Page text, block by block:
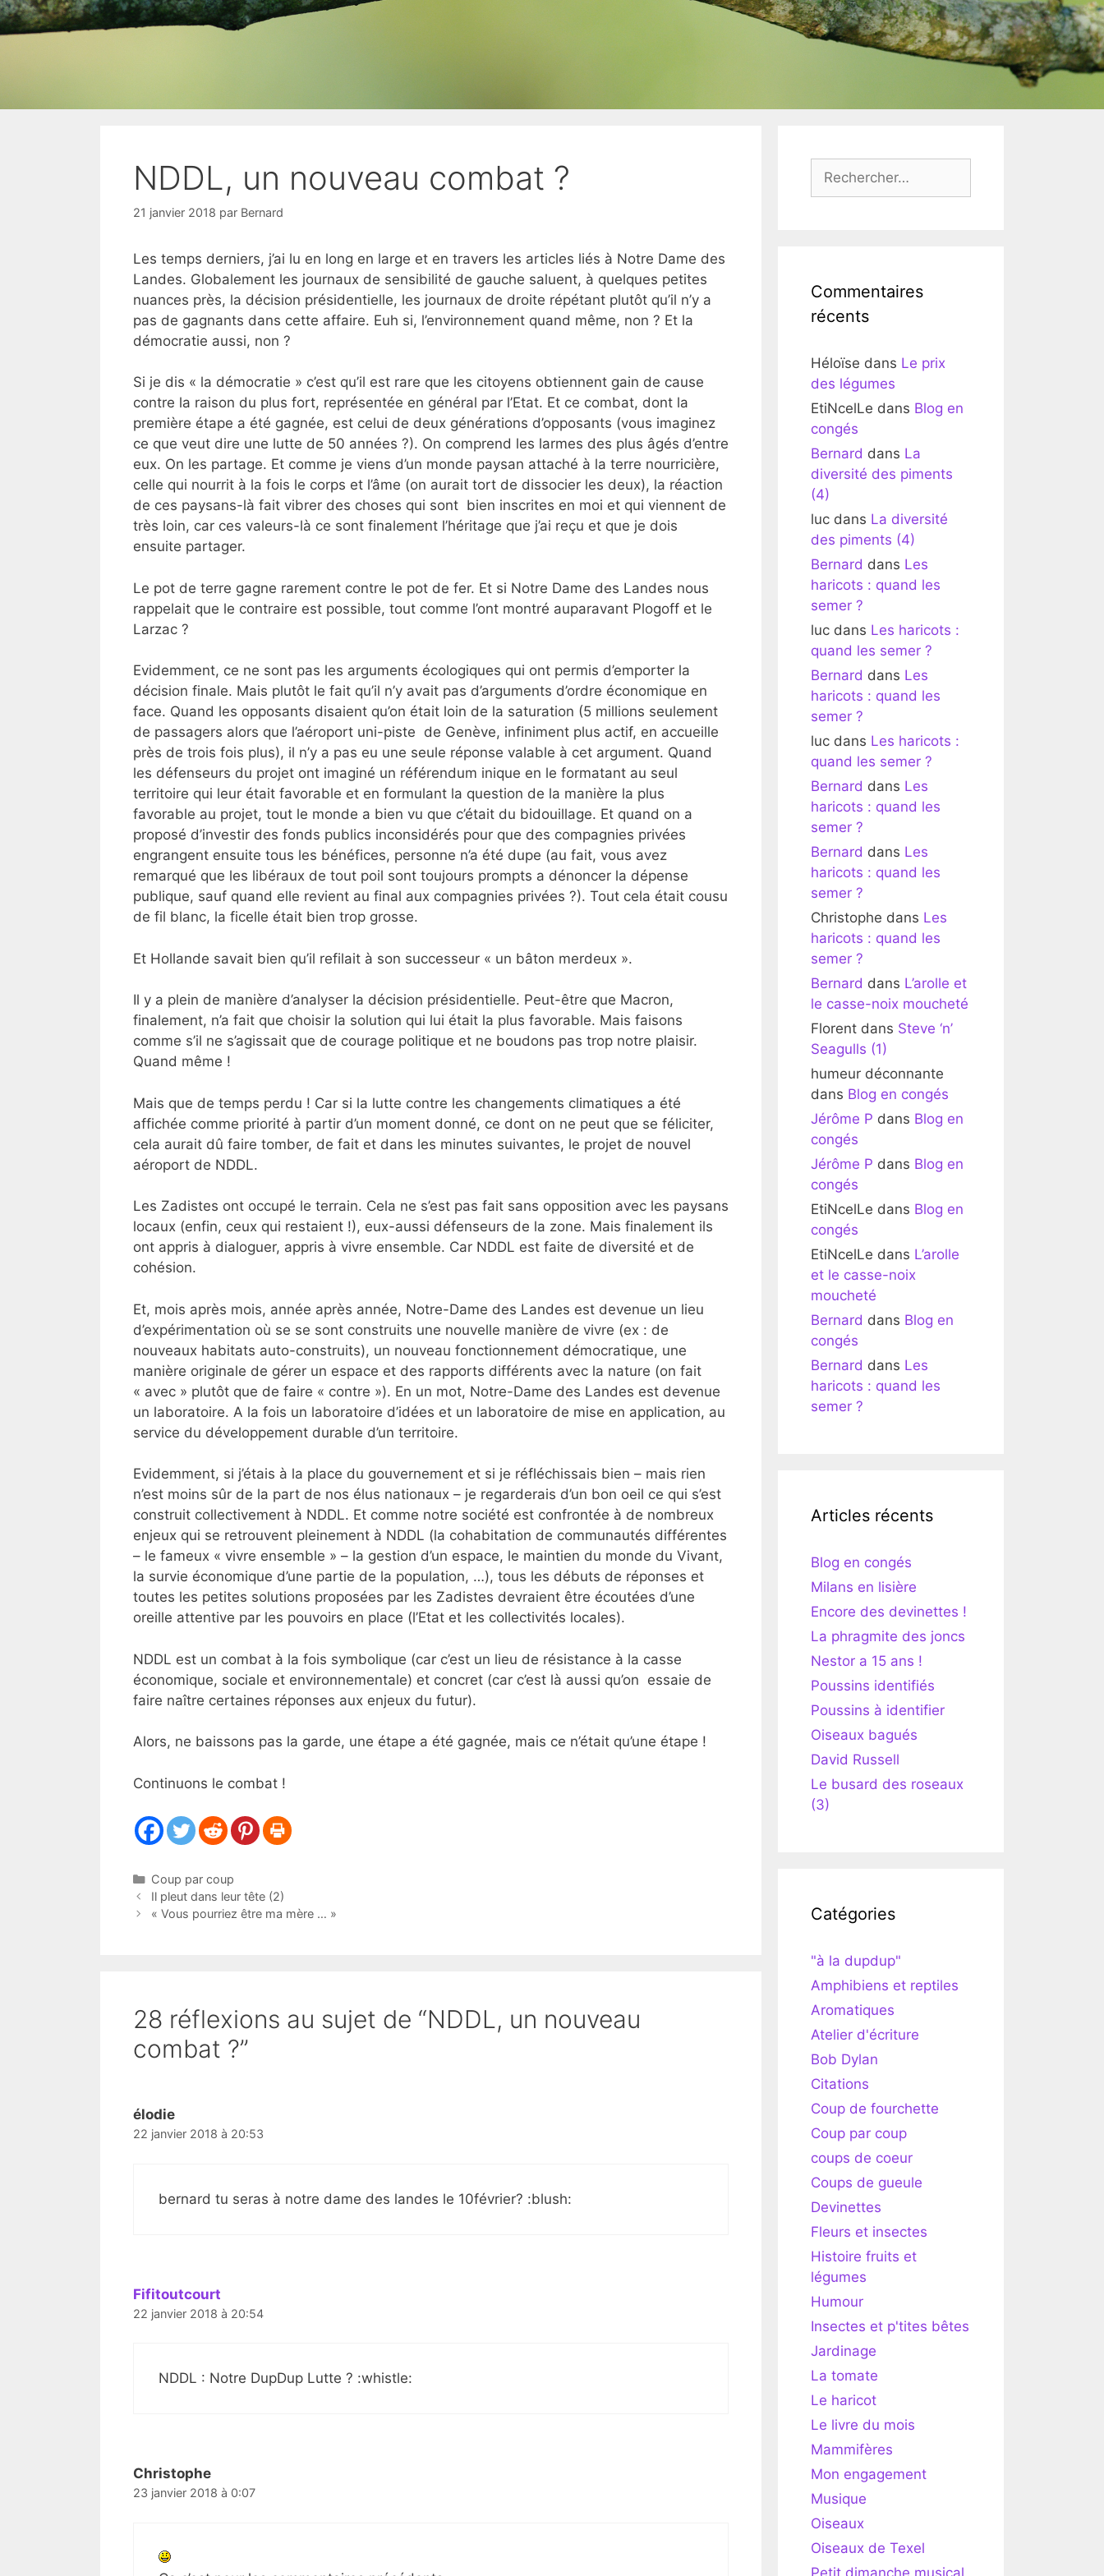
NDDL, un nouveau combat ?
21 janvier 2018 par Bernard
Les temps derniers, j’ai lu en long en large et en travers les articles liés à Notre Dame des
Landes. Globalement les journaux de sensibilité de gauche saluent, à quelques petites
nuances près, la décision présidentielle, les journaux de droite répétant plutôt qu’il n’y a
pas de gagnants dans cette affaire. Euh si, l’environnement quand même, non ? Et la
démocratie aussi, non ?
Si je dis « la démocratie » c’est qu’il est rare que les citoyens obtiennent gain de cause
contre la raison du plus fort, représentée en général par l’Etat. Et ce combat, dont la
première étape a été gagnée, est celui de deux générations d’opposants (vous imaginez
ce que veut dire une lutte de 50 années ?). On comprend les larmes des plus âgés d’entre
eux. On les partage. Et comme je viens d’un monde paysan attaché à la terre nourricière,
celle qui nourrit à la fois le corps et l’âme (on aurait tort de dissocier les deux), la réaction
de ces paysans-là fait vibrer des choses qui sont bien inscrites en moi et qui viennent de
très loin, car ces valeurs-là ce sont finalement l’héritage que j’ai reçu et que je dois
ensuite partager.
Le pot de terre gagne rarement contre le pot de fer. Et si Notre Dame des Landes nous
rappelait que le contraire est possible, tout comme l’ont montré auparavant Plogoff et le
Larzac ?
Evidemment, ce ne sont pas les arguments écologiques qui ont permis d’emporter la
décision finale. Mais plutôt le fait qu’il n’y avait pas d’arguments d’ordre économique en
face. Quand les opposants disaient qu’on était loin de la saturation (5 millions seulement
de passagers alors que l’aéroport uni-piste de Genève, infiniment plus actif, en accueille
près de trois fois plus), il n’y a pas eu une seule réponse valable à cet argument. Quand
les défenseurs du projet ont imaginé un référendum inique en le formatant au seul
territoire qui leur était favorable et en formulant la question de la manière la plus
favorable au projet, tout le monde a bien vu que c’était du bidouillage. Et quand on a
proposé d’investir des fonds publics inconsidérés pour que des compagnies privées
engrangent ensuite tous les bénéfices, personne n’a été dupe (au fait, vous avez
remarqué que les libéraux de tout poil sont toujours prompts a dénoncer la dépense
publique, sauf quand elle revient au final aux compagnies privées ?). Tout cela était cousu
de fil blanc, la ficelle était bien trop grosse.
Et Hollande savait bien qu’il refilait à son successeur « un bâton merdeux ».
Il y a plein de manière d’analyser la décision présidentielle. Peut-être que Macron,
finalement, n’a fait que choisir la solution qui lui était la plus favorable. Mais faisons
comme s’il ne s’agissait que de courage politique et ne boudons pas trop notre plaisir.
Quand même !
Mais que de temps perdu ! Car si la lutte contre les changements climatiques a été
affichée comme priorité à partir d’un moment donné, ce dont on ne peut que se féliciter,
cela aurait dû faire tomber, de fait et dans les minutes suivantes, le projet de nouvel
aéroport de NDDL.
Les Zadistes ont occupé le terrain. Cela ne s’est pas fait sans opposition avec les paysans
locaux (enfin, ceux qui restaient !), eux-aussi défenseurs de la zone. Mais finalement ils
ont appris à dialoguer, appris à vivre ensemble. Car NDDL est faite de diversité et de
cohésion.
Et, mois après mois, année après année, Notre-Dame des Landes est devenue un lieu
d’expérimentation où se se sont construits une nouvelle manière de vivre (ex : de
nouveaux habitats auto-construits), un nouveau fonctionnement démocratique, une
manière originale de gérer un espace et des rapports différents avec la nature (on fait
« avec » plutôt que de faire « contre »). En un mot, Notre-Dame des Landes est devenue
un laboratoire. A la fois un laboratoire d’idées et un laboratoire de mise en application, au
service du développement durable d’un territoire.
Evidemment, si j’étais à la place du gouvernement et si je réfléchissais bien – mais rien
n’est moins sûr de la part de nos élus nationaux – je regarderais d’un bon oeil ce qui s’est
construit collectivement à NDDL. Et comme notre société est confrontée à de nombreux
enjeux qui se retrouvent pleinement à NDDL (la cohabitation de communautés différentes
– le fameux « vivre ensemble » – la gestion d’un espace, le maintien du monde du Vivant,
la survie économique d’une partie de la population, …), tous les débuts de réponses et
toutes les petites solutions proposées par les Zadistes devraient être écoutées d’une
oreille attentive par les pouvoirs en place (l’Etat et les collectivités locales).
NDDL est un combat à la fois symbolique (car c’est un lieu de résistance à la casse
économique, sociale et environnementale) et concret (car c’est là aussi qu’on essaie de
faire naître certaines réponses aux enjeux du futur).
Alors, ne baissons pas la garde, une étape a été gagnée, mais ce n’était qu’une étape !
Continuons le combat !
Catégories
Coup par coup
Il pleut dans leur tête (2)
« Vous pourriez être ma mère … »
28 réflexions au sujet de “NDDL, un nouveau
combat ?”
élodie
22 janvier 2018 à 20:53
bernard tu seras à notre dame des landes le 10février? :blush:
Fifitoutcourt
22 janvier 2018 à 20:54
NDDL : Notre DupDup Lutte ? :whistle:
Christophe
23 janvier 2018 à 0:07
Commentaires
récents
Héloïse dans Le prix
des légumes
EtiNcelLe dans Blog en
congés
Bernard dans La
diversité des piments
(4)
luc dans La diversité
des piments (4)
Bernard dans Les
haricots : quand les
semer ?
luc dans Les haricots :
quand les semer ?
Bernard dans Les
haricots : quand les
semer ?
luc dans Les haricots :
quand les semer ?
Bernard dans Les
haricots : quand les
semer ?
Bernard dans Les
haricots : quand les
semer ?
Christophe dans Les
haricots : quand les
semer ?
Bernard dans L’arolle et
le casse-noix moucheté
Florent dans Steve ‘n’
Seagulls (1)
humeur déconnante
dans Blog en congés
Jérôme P dans Blog en
congés
Jérôme P dans Blog en
congés
EtiNcelLe dans Blog en
congés
EtiNcelLe dans L’arolle
et le casse-noix
moucheté
Bernard dans Blog en
congés
Bernard dans Les
haricots : quand les
semer ?
Articles récents
Blog en congés
Milans en lisière
Encore des devinettes !
La phragmite des joncs
Nestor a 15 ans !
Poussins identifiés
Poussins à identifier
Oiseaux bagués
David Russell
Le busard des roseaux
(3)
Catégories
"à la dupdup"
Amphibiens et reptiles
Aromatiques
Atelier d'écriture
Bob Dylan
Citations
Coup de fourchette
Coup par coup
coups de coeur
Coups de gueule
Devinettes
Fleurs et insectes
Histoire fruits et
légumes
Humour
Insectes et p'tites bêtes
Jardinage
La tomate
Le haricot
Le livre du mois
Mammifères
Mon engagement
Musique
Oiseaux
Oiseaux de Texel
Petit dimanche musical